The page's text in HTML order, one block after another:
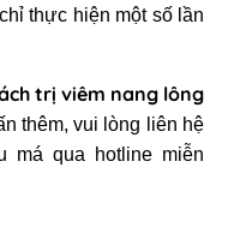
thực hiện một số lần
trị viêm nang lông
thêm, vui lòng liên hệ
má qua hotline miễn